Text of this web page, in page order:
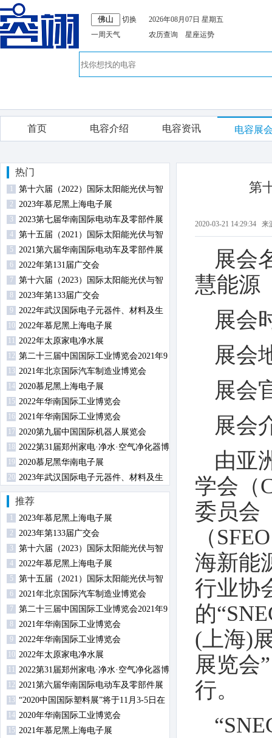
切换
一周天气
2026年08月07日 星期五
农历查询
星座运势
首页 电容介绍 电容资讯 电容展
热门
第十六届（2022）国际太阳能光伏与智
慧能源（上海）展览会暨论坛
2 2023年慕尼黑上海电子展
3
2023第七届华南国际电动车及零部件展
览会
4
第十五届（2021）国际太阳能光伏与智
慧能源（上海）展览会暨论坛
5
2021第六届华南国际电动车及零部件展
览会
6 2022年第131届广交会
7
第十六届（2023）国际太阳能光伏与智
慧能源（上海）展览会暨论坛
8 2023年第133届广交会
9
2022年武汉国际电子元器件、材料及生
产设备展览会
10 2022年慕尼黑上海电子展
2022年太原家电净水展
12 第二十三届中国国际工业博览会2021年9
月14日-18日在沪举行
13 2021年北京国际汽车制造业博览会
14 2020慕尼黑上海电子展
15 2022年华南国际工业博览会
16 2021年华南国际工业博览会
17 2020第九届中国国际机器人展览会
18 2022第31届郑州家电·净水·空气净化器博
览会
19 2020慕尼黑华南电子展
20 2023年武汉国际电子元器件、材料及生
产设备展览会
推荐
2023年慕尼黑上海电子展
2 2023年第133届广交会
3
第十六届（2023）国际太阳能光伏与智
慧能源（上海）展览会暨论坛
4 2022年慕尼黑上海电子展
5
第十五届（2021）国际太阳能光伏与智
慧能源（上海）展览会暨论坛
6 2021年北京国际汽车制造业博览会
7
第二十三届中国国际工业博览会2021年9
月14日-18日在沪举行
8 2021年华南国际工业博览会
9 2022年华南国际工业博览会
10 2022年太原家电净水展
2022第31届郑州家电·净水·空气净化器博
览会
12 2021第六届华南国际电动车及零部件展
览会
13 “2020中国国际塑料展”将于11月3-5日在
南京举办
14 2020年华南国际工业博览会
15 2021年慕尼黑上海电子展
第
2020-03-21 14:29:34
展会
慧能源
展会
展会
展会
展会
由亚
学会（
委员会
（
海新能
行业协
的
(上海)
展览会
行。